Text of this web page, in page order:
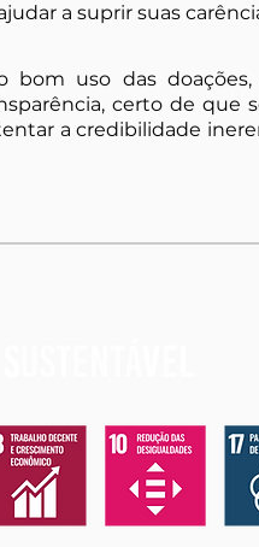
a suprir suas
bom uso das doações,
certo de que
a credibilidade